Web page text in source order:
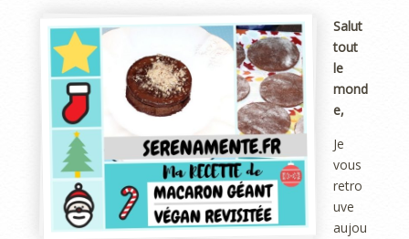
Salut
tout
le
mond
e,
Je
vous
retro
uve
aujou